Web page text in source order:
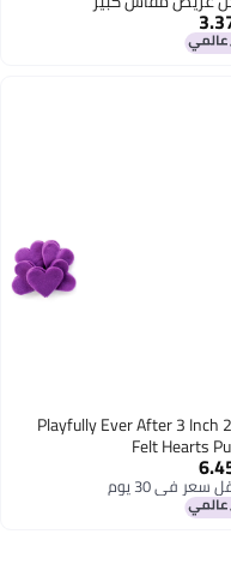
Playfully Ever After 3 Inch
Felt Hearts
سعر في 30 يوم
سعر في 30 يوم